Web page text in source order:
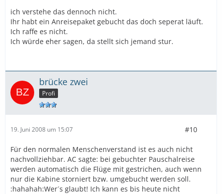
ich verstehe das dennoch nicht.
Ihr habt ein Anreisepaket gebucht das doch seperat läuft.
Ich raffe es nicht.
Ich würde eher sagen, da stellt sich jemand stur.
brücke zwei
Profi
19. Juni 2008 um 15:07 #10
Für den normalen Menschenverstand ist es auch nicht
nachvollziehbar. AC sagte: bei gebuchter Pauschalreise
werden automatisch die Flüge mit gestrichen, auch wenn
nur die Kabine storniert bzw. umgebucht werden soll.
:hahahah:Wer´s glaubt! Ich kann es bis heute nicht